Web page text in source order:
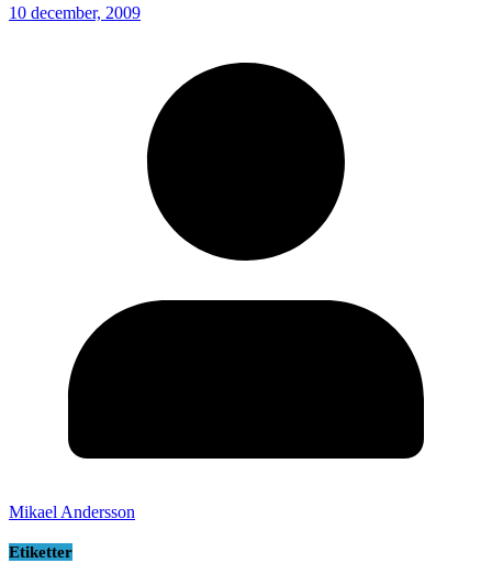
10 december, 2009
Mikael Andersson
Etiketter